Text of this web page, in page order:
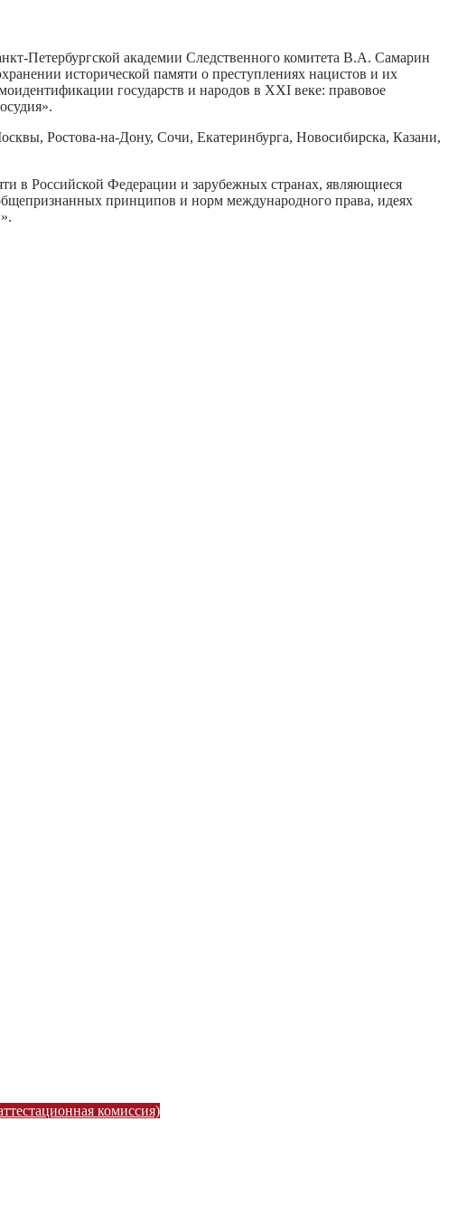
Петербургской академии Следственного комитета В.А. Самарин
исторической памяти о преступлениях нацистов и их
государств и народов в XXI веке: правовое
Ростова-на-Дону, Сочи, Екатеринбурга, Новосибирска, Казани,
в Российской Федерации и зарубежных странах, являющиеся
принципов и норм международного права, идеях
комиссия)